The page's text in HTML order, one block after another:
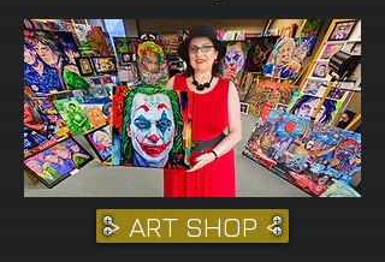
> ART SHOP <